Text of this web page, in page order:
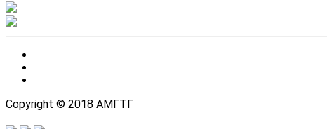
Copyright © 2018 АМГТГ